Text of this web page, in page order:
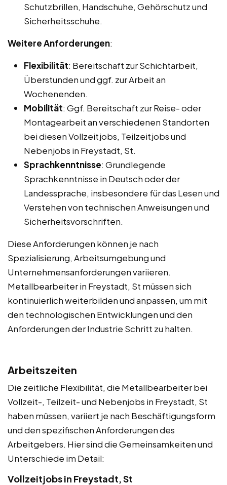
Schutzbrillen, Handschuhe, Gehörschutz und
Sicherheitsschuhe.
Weitere Anforderungen:
Flexibilität: Bereitschaft zur Schichtarbeit,
Überstunden und ggf. zur Arbeit an
Wochenenden.
Mobilität: Ggf. Bereitschaft zur Reise- oder
Montagearbeit an verschiedenen Standorten
bei diesen Vollzeitjobs, Teilzeitjobs und
Nebenjobs in Freystadt, St.
Sprachkenntnisse: Grundlegende
Sprachkenntnisse in Deutsch oder der
Landessprache, insbesondere für das Lesen und
Verstehen von technischen Anweisungen und
Sicherheitsvorschriften.
Diese Anforderungen können je nach
Spezialisierung, Arbeitsumgebung und
Unternehmensanforderungen variieren.
Metallbearbeiter in Freystadt, St müssen sich
kontinuierlich weiterbilden und anpassen, um mit
den technologischen Entwicklungen und den
Anforderungen der Industrie Schritt zu halten.
Arbeitszeiten
Die zeitliche Flexibilität, die Metallbearbeiter bei
Vollzeit-, Teilzeit- und Nebenjobs in Freystadt, St
haben müssen, variiert je nach Beschäftigungsform
und den spezifischen Anforderungen des
Arbeitgebers. Hier sind die Gemeinsamkeiten und
Unterschiede im Detail:
Vollzeitjobs in Freystadt, St